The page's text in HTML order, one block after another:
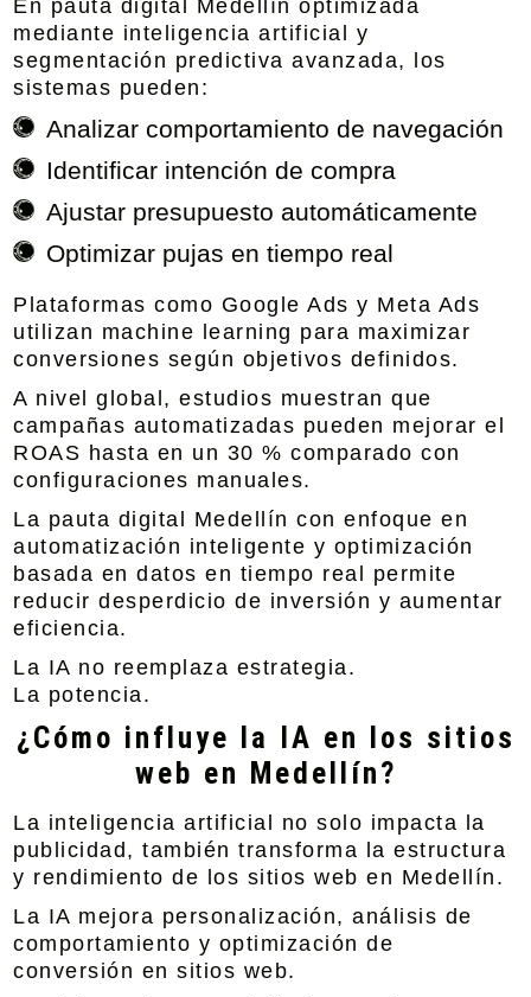
En pauta digital Medellín optimizada
mediante inteligencia artificial y
segmentación predictiva avanzada, los
sistemas pueden:
Analizar comportamiento de navegación
Identificar intención de compra
Ajustar presupuesto automáticamente
Optimizar pujas en tiempo real
Plataformas como Google Ads y Meta Ads
utilizan machine learning para maximizar
conversiones según objetivos definidos.
A nivel global, estudios muestran que
campañas automatizadas pueden mejorar el
ROAS hasta en un 30 % comparado con
configuraciones manuales.
La pauta digital Medellín con enfoque en
automatización inteligente y optimización
basada en datos en tiempo real
permite
reducir desperdicio de inversión y aumentar
eficiencia.
La IA no reemplaza estrategia.
La potencia.
¿Cómo influye la IA en los sitios
web en Medellín?
La inteligencia artificial no solo impacta la
publicidad, también transforma la estructura
y rendimiento de los sitios web en Medellín.
La IA mejora personalización, análisis de
comportamiento y optimización de
conversión en sitios web.